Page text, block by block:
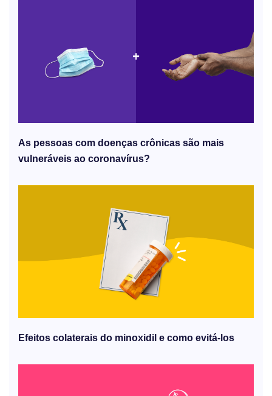
As pessoas com doenças crônicas são mais
vulneráveis ​​ao coronavírus?
Efeitos colaterais do minoxidil e como evitá-los